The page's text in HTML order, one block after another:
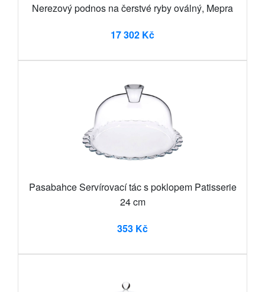
Nerezový podnos na čerstvé ryby oválný, Mepra
17 302 Kč
Pasabahce Servírovací tác s poklopem Patisserie
24 cm
353 Kč